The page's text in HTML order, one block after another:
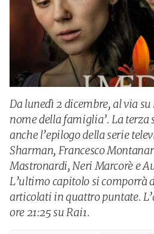
Da lunedì 2 dicembre, al via
nome della famiglia’. La terza
anche l’epilogo della serie
Sharman, Francesco
Mastronardi, Neri Marcorè e
L’ultimo capitolo si comporrà
articolati in quattro puntate.
ore 21:25 su Rai1.